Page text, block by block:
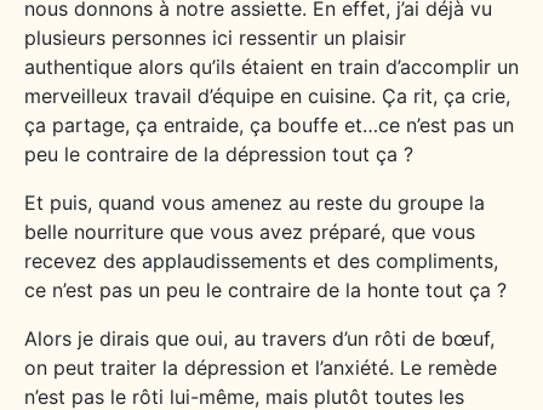
nous donnons à notre assiette. En effet, j’ai déjà vu
plusieurs personnes ici ressentir un plaisir
authentique alors qu’ils étaient en train d’accomplir un
merveilleux travail d’équipe en cuisine. Ça rit, ça crie,
ça partage, ça entraide, ça bouffe et…ce n’est pas un
peu le contraire de la dépression tout ça ?
Et puis, quand vous amenez au reste du groupe la
belle nourriture que vous avez préparé, que vous
recevez des applaudissements et des compliments,
ce n’est pas un peu le contraire de la honte tout ça ?
Alors je dirais que oui, au travers d’un rôti de bœuf,
on peut traiter la dépression et l’anxiété. Le remède
n’est pas le rôti lui-même, mais plutôt toutes les